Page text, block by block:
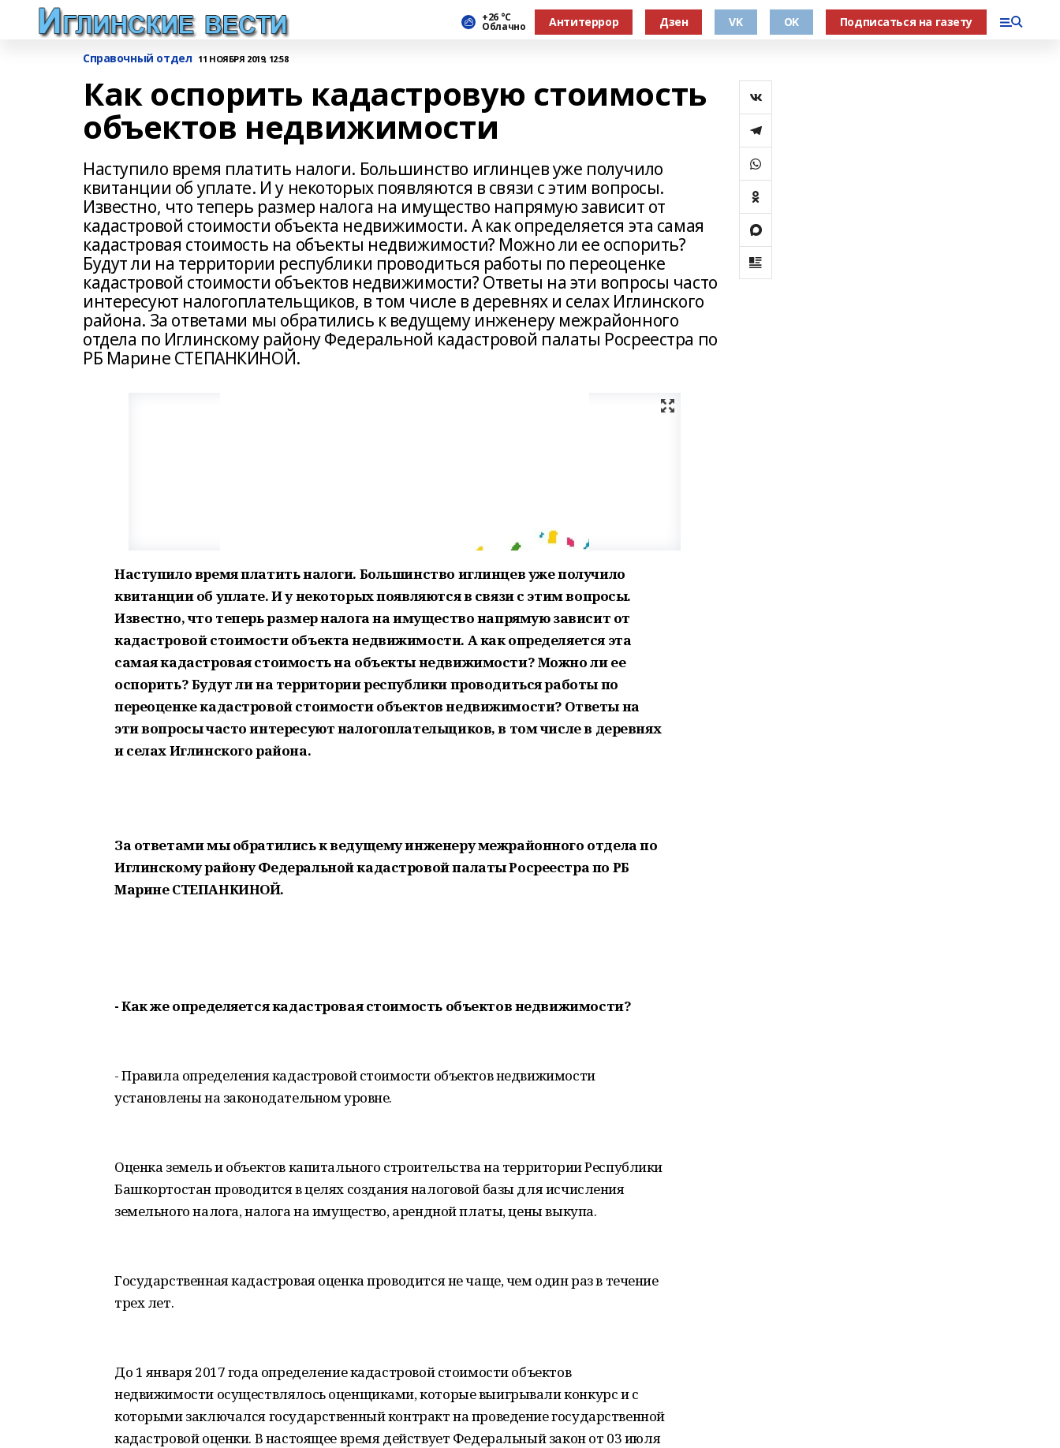
+26 °С
Облачно Антитеррор Дзен VK OK Подписаться на газету
Справочный отдел 11 НОЯБРЯ 2019, 12:58
Как оспорить кадастровую стоимость
объектов недвижимости
Наступило время платить налоги. Большинство иглинцев уже получило
квитанции об уплате. И у некоторых появляются в связи с этим вопросы.
Известно, что теперь размер налога на имущество напрямую зависит от
кадастровой стоимости объекта недвижимости. А как определяется эта самая
кадастровая стоимость на объекты недвижимости? Можно ли ее оспорить?
Будут ли на территории республики проводиться работы по переоценке
кадастровой стоимости объектов недвижимости? Ответы на эти вопросы часто
интересуют налогоплательщиков, в том числе в деревнях и селах Иглинского
района. За ответами мы обратились к ведущему инженеру межрайонного
отдела по Иглинскому району Федеральной кадастровой палаты Росреестра по
РБ Марине СТЕПАНКИНОЙ.
Наступило время платить налоги. Большинство иглинцев уже получило
квитанции об уплате. И у некоторых появляются в связи с этим вопросы.
Известно, что теперь размер налога на имущество напрямую зависит от
кадастровой стоимости объекта недвижимости. А как определяется эта
самая кадастровая стоимость на объекты недвижимости? Можно ли ее
оспорить? Будут ли на территории республики проводиться работы по
переоценке кадастровой стоимости объектов недвижимости? Ответы на
эти вопросы часто интересуют налогоплательщиков, в том числе в деревнях
и селах Иглинского района.
За ответами мы обратились к ведущему инженеру межрайонного отдела по
Иглинскому району Федеральной кадастровой палаты Росреестра по РБ
Марине СТЕПАНКИНОЙ.
- Как же определяется кадастровая стоимость объектов недвижимости?
- Правила определения кадастровой стоимости объектов недвижимости
установлены на законодательном уровне.
Оценка земель и объектов капитального строительства на территории Республики
Башкортостан проводится в целях создания налоговой базы для исчисления
земельного налога, налога на имущество, арендной платы, цены выкупа.
Государственная кадастровая оценка проводится не чаще, чем один раз в течение
трех лет.
До 1 января 2017 года определение кадастровой стоимости объектов
недвижимости осуществлялось оценщиками, которые выигрывали конкурс и с
которыми заключался государственный контракт на проведение государственной
кадастровой оценки. В настоящее время действует Федеральный закон от 03 июля